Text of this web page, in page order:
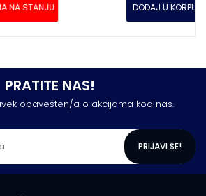
DODAJ U KORPU
PRATITE NAS!
obavešten/a o akcijama kod nas.
PRIJAVI SE!